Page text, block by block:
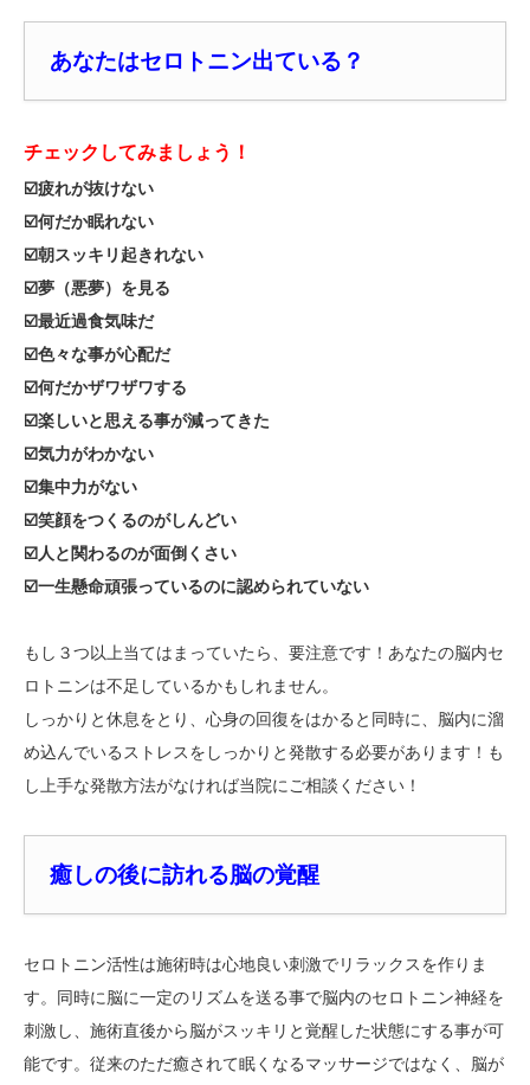
あなたはセロトニン出ている ？
チェックしてみましょう！
☑️疲れが抜けない
☑️何だか眠れない
☑️朝スッキリ起きれない
☑️夢（悪夢）を見る
☑️最近過食気味だ
☑️色々な事が心配だ
☑️何だかザワザワする
☑️楽しいと思える事が減ってきた
☑️気力がわかない
☑️集中力がない
☑️笑顔をつくるのがしんどい
☑️人と関わるのが面倒くさい
☑️一生懸命頑張っているのに認められていない
もし３つ以上当てはまっていたら、要注意です！あなたの脳内セ
ロトニンは不足しているかもしれません。
しっかりと休息をとり、心身の回復をはかると同時に、脳内に溜
め込んでいるストレスをしっかりと発散する必要があります！も
し上手な発散方法がなければ当院にご相談ください！
癒しの後に訪れる脳の覚醒
セロトニン活性は施術時は心地良い刺激でリラックスを作りま
す。同時に脳に一定のリズムを送る事で脳内のセロトニン神経を
刺激し、施術直後から脳がスッキリと覚醒した状態にする事が可
能です。従来のただ癒されて眠くなるマッサージではなく、脳が
お気軽にお電話ください。